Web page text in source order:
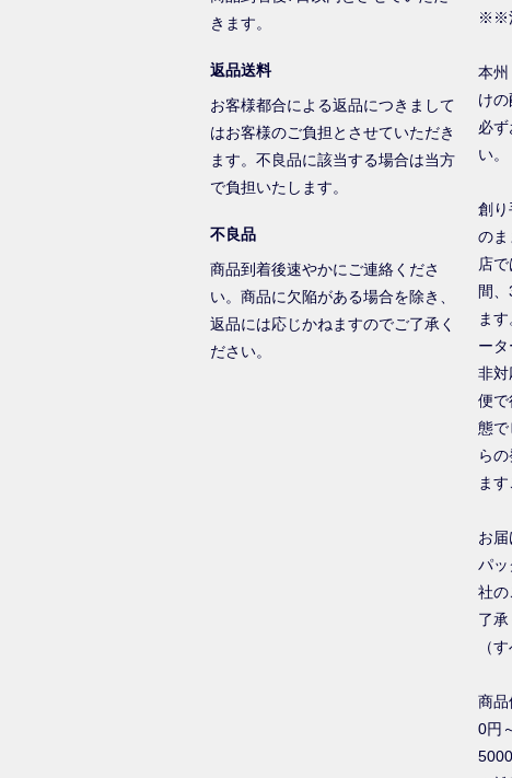
きます。
返品送料
お客様都合による返品につきまして
はお客様のご負担とさせていただき
ます。不良品に該当する場合は当方
で負担いたします。
不良品
商品到着後速やかにご連絡くださ
い。商品に欠陥がある場合を除き、
返品には応じかねますのでご了承く
ださい。
※※
本
けの
必
い。
創り
のま
店
間
ま
ー
非対
便で
態で
ら
ま
お
パッ
社の
了承
（
商
0円